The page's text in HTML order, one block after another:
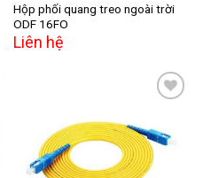
Hộp phối quang treo ngoài trời
ODF 16FO
Liên hệ
Add to
wishlist